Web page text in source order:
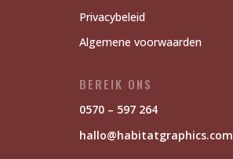
Privacybeleid
Algemene voorwaarden
BEREIK ONS
0570 – 597 264
hallo@habitatgraphics.com